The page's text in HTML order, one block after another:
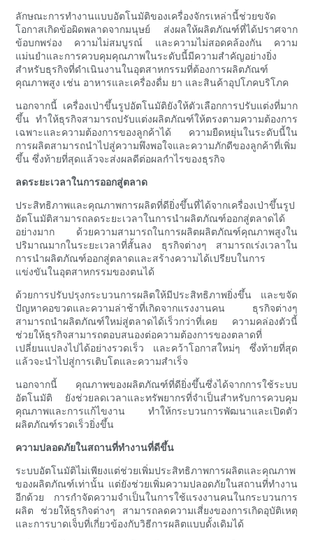
ลักษณะการทำงานแบบอัตโนมัติของเครื่องจักรเหล่านี้ช่วยขจัด
โอกาสเกิดข้อผิดพลาดจากมนุษย์ ส่งผลให้ผลิตภัณฑ์ที่ได้ปราศจาก
ข้อบกพร่อง ความไม่สมบูรณ์ และความไม่สอดคล้องกัน ความ
แม่นยำและการควบคุมคุณภาพในระดับนี้มีความสำคัญอย่างยิ่ง
สำหรับธุรกิจที่ดำเนินงานในอุตสาหกรรมที่ต้องการผลิตภัณฑ์
คุณภาพสูง เช่น อาหารและเครื่องดื่ม ยา และสินค้าอุปโภคบริโภค
นอกจากนี้ เครื่องเป่าขึ้นรูปอัตโนมัติยังให้ตัวเลือกการปรับแต่งที่มาก
ขึ้น ทำให้ธุรกิจสามารถปรับแต่งผลิตภัณฑ์ให้ตรงตามความต้องการ
เฉพาะและความต้องการของลูกค้าได้ ความยืดหยุ่นในระดับนี้ใน
การผลิตสามารถนำไปสู่ความพึงพอใจและความภักดีของลูกค้าที่เพิ่ม
ขึ้น ซึ่งท้ายที่สุดแล้วจะส่งผลดีต่อผลกำไรของธุรกิจ
ลดระยะเวลาในการออกสู่ตลาด
ประสิทธิภาพและคุณภาพการผลิตที่ดียิ่งขึ้นที่ได้จากเครื่องเป่าขึ้นรูป
อัตโนมัติสามารถลดระยะเวลาในการนำผลิตภัณฑ์ออกสู่ตลาดได้
อย่างมาก ด้วยความสามารถในการผลิตผลิตภัณฑ์คุณภาพสูงใน
ปริมาณมากในระยะเวลาที่สั้นลง ธุรกิจต่างๆ สามารถเร่งเวลาใน
การนำผลิตภัณฑ์ออกสู่ตลาดและสร้างความได้เปรียบในการ
แข่งขันในอุตสาหกรรมของตนได้
ด้วยการปรับปรุงกระบวนการผลิตให้มีประสิทธิภาพยิ่งขึ้น และขจัด
ปัญหาคอขวดและความล่าช้าที่เกิดจากแรงงานคน ธุรกิจต่างๆ
สามารถนำผลิตภัณฑ์ใหม่สู่ตลาดได้เร็วกว่าที่เคย ความคล่องตัวนี้
ช่วยให้ธุรกิจสามารถตอบสนองต่อความต้องการของตลาดที่
เปลี่ยนแปลงไปได้อย่างรวดเร็ว และคว้าโอกาสใหม่ๆ ซึ่งท้ายที่สุด
แล้วจะนำไปสู่การเติบโตและความสำเร็จ
นอกจากนี้ คุณภาพของผลิตภัณฑ์ที่ดียิ่งขึ้นซึ่งได้จากการใช้ระบบ
อัตโนมัติ ยังช่วยลดเวลาและทรัพยากรที่จำเป็นสำหรับการควบคุม
คุณภาพและการแก้ไขงาน ทำให้กระบวนการพัฒนาและเปิดตัว
ผลิตภัณฑ์รวดเร็วยิ่งขึ้น
ความปลอดภัยในสถานที่ทำงานที่ดีขึ้น
ระบบอัตโนมัติไม่เพียงแต่ช่วยเพิ่มประสิทธิภาพการผลิตและคุณภาพ
ของผลิตภัณฑ์เท่านั้น แต่ยังช่วยเพิ่มความปลอดภัยในสถานที่ทำงาน
อีกด้วย การกำจัดความจำเป็นในการใช้แรงงานคนในกระบวนการ
ผลิต ช่วยให้ธุรกิจต่างๆ สามารถลดความเสี่ยงของการเกิดอุบัติเหตุ
และการบาดเจ็บที่เกี่ยวข้องกับวิธีการผลิตแบบดั้งเดิมได้